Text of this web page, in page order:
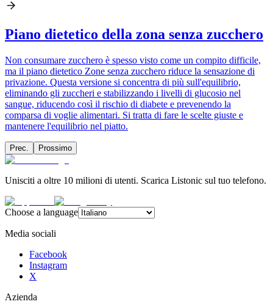
Piano dietetico della zona senza zucchero
Non consumare zucchero è spesso visto come un compito difficile,
ma il piano dietetico Zone senza zucchero riduce la sensazione di
privazione. Questa versione si concentra di più sull'equilibrio,
eliminando gli zuccheri e stabilizzando i livelli di glucosio nel
sangue, riducendo così il rischio di diabete e prevenendo la
comparsa di voglie alimentari. Si tratta di fare le scelte giuste e
mantenere l'equilibrio nel piatto.
Prec. Prossimo
Unisciti a oltre 10 milioni di utenti. Scarica Listonic sul tuo telefono.
Choose a language
Media sociali
Facebook
Instagram
X
Azienda